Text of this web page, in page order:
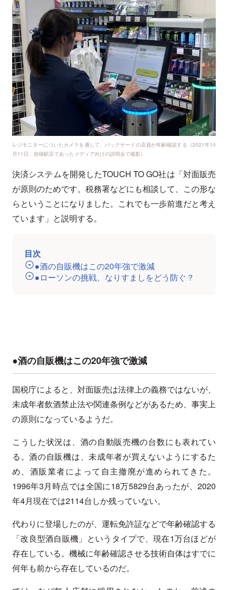
レジモニターについたカメラを通して、バックヤードの店員が年齢確認する（2021年10
月11日、岩槻駅店であったメディア向けの説明会で撮影）
決済システムを開発したTOUCH TO GO社は「対面販売
が原則のためです。税務署などにも相談して、この形な
らということになりました。これでも一歩前進だと考え
ています」と説明する。
目次
●酒の自販機はこの20年強で激減
●ローソンの挑戦、なりすましをどう防ぐ？
●酒の自販機はこの20年強で激減
国税庁によると、対面販売は法律上の義務ではないが、
未成年者飲酒禁止法や関連条例などがあるため、事実上
の原則になっているようだ。
こうした状況は、酒の自動販売機の台数にも表れてい
る。酒の自販機は、未成年者が買えないようにするた
め、酒販業者によって自主撤廃が進められてきた。
1996年3月時点では全国に18万5829台あったが、2020
年4月現在では2114台しか残っていない。
代わりに登場したのが、運転免許証などで年齢確認する
「改良型酒自販機」というタイプで、現在1万台ほどが
存在している。機械に年齢確認させる技術自体はすでに
何年も前から存在しているのだ。